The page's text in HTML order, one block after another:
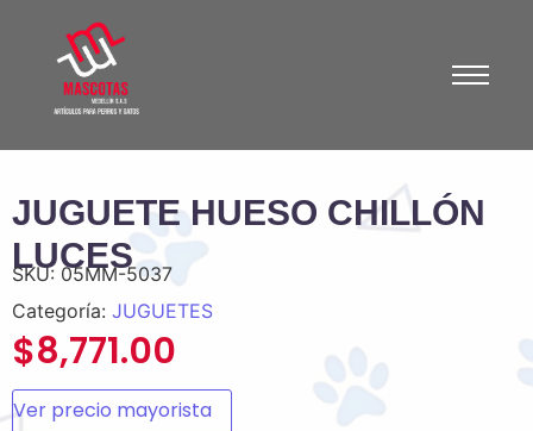
JUGUETE HUESO CHILLÓN
LUCES
SKU: 05MM-5037
Categoría: JUGUETES
$8,771.00
Ver precio mayorista